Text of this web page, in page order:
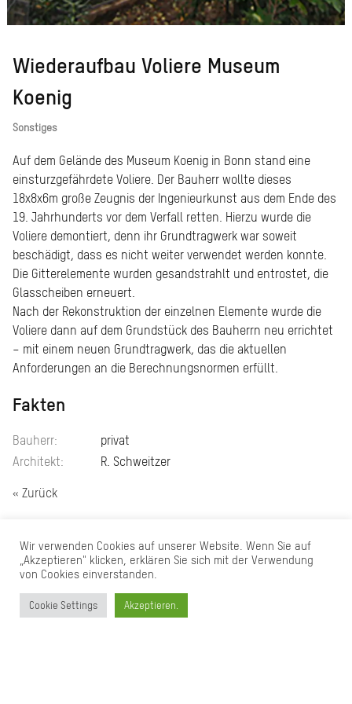
Wiederaufbau Voliere Museum
Koenig
Sonstiges
Auf dem Gelände des Museum Koenig in Bonn stand eine
einsturzgefährdete Voliere. Der Bauherr wollte dieses
18x8x6m große Zeugnis der Ingenieurkunst aus dem Ende des
19. Jahrhunderts vor dem Verfall retten. Hierzu wurde die
Voliere demontiert, denn ihr Grundtragwerk war soweit
beschädigt, dass es nicht weiter verwendet werden konnte.
Die Gitterelemente wurden gesandstrahlt und entrostet, die
Glasscheiben erneuert.
Nach der Rekonstruktion der einzelnen Elemente wurde die
Voliere dann auf dem Grundstück des Bauherrn neu errichtet
– mit einem neuen Grundtragwerk, das die aktuellen
Anforderungen an die Berechnungsnormen erfüllt.
Fakten
Bauherr:
privat
Architekt:
R. Schweitzer
« Zurück
Ingenieurbüro für Bauwesen
Dipl.-Ing. Malte Lehrke
Sebastianstraße 189
53115 Bonn
Tel.: 0228 25 90 83 00
Wir verwenden Cookies auf unserer Website. Wenn Sie auf
„Akzeptieren" klicken, erklären Sie sich mit der Verwendung
von Cookies einverstanden.
Cookie Settings Akzeptieren.